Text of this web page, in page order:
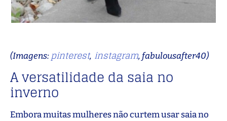
(Imagens:pinterest, instagram, fabulousafter40)
A versatilidade da saia no
inverno
Embora muitas mulheres não curtem usar saia no